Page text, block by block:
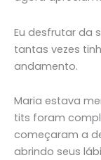
Eu desfrutar da
tantas vezes
andamento.
Maria estava
tits foram
começaram a
abrindo seus